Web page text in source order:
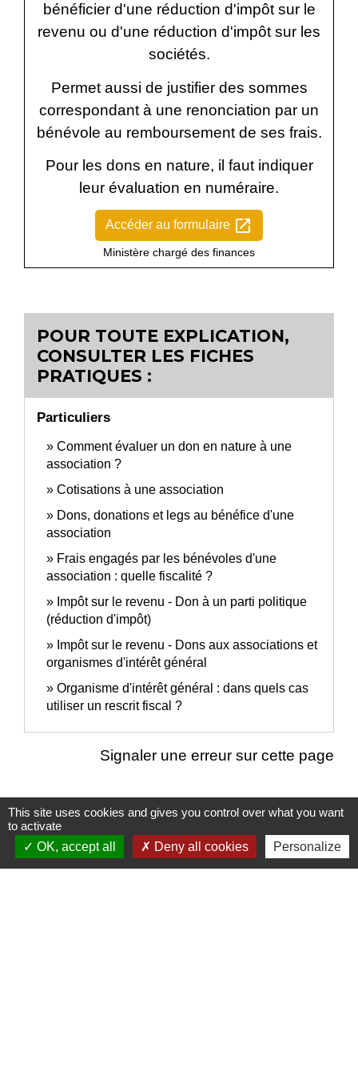
bénéficier d'une réduction d'impôt sur le
revenu ou d'une réduction d'impôt sur les
sociétés.
Permet aussi de justifier des sommes
correspondant à une renonciation par un
bénévole au remboursement de ses frais.
Pour les dons en nature, il faut indiquer
leur évaluation en numéraire.
Accéder au formulaire open_in_new
Ministère chargé des finances
POUR TOUTE EXPLICATION,
CONSULTER LES FICHES
PRATIQUES :
Particuliers
Comment évaluer un don en nature à une
association ?
Cotisations à une association
Dons, donations et legs au bénéfice d'une
association
Frais engagés par les bénévoles d'une
association : quelle fiscalité ?
Impôt sur le revenu - Don à un parti politique
(réduction d'impôt)
Impôt sur le revenu - Dons aux associations et
organismes d'intérêt général
Organisme d'intérêt général : dans quels cas
utiliser un rescrit fiscal ?
Signaler une erreur sur cette page
Nous contacter
This site uses cookies and gives you control over what you want
to activate
OK, accept all
Deny all cookies Personalize